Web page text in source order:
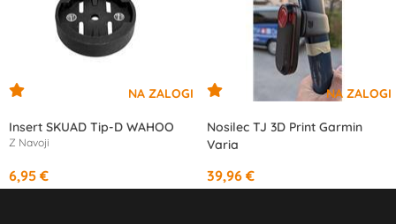
Insert SKUAD Tip-D WAHOO
Z Navoji
6,95 €
Nosilec TJ 3D Print Garmin
Varia
39,96 €